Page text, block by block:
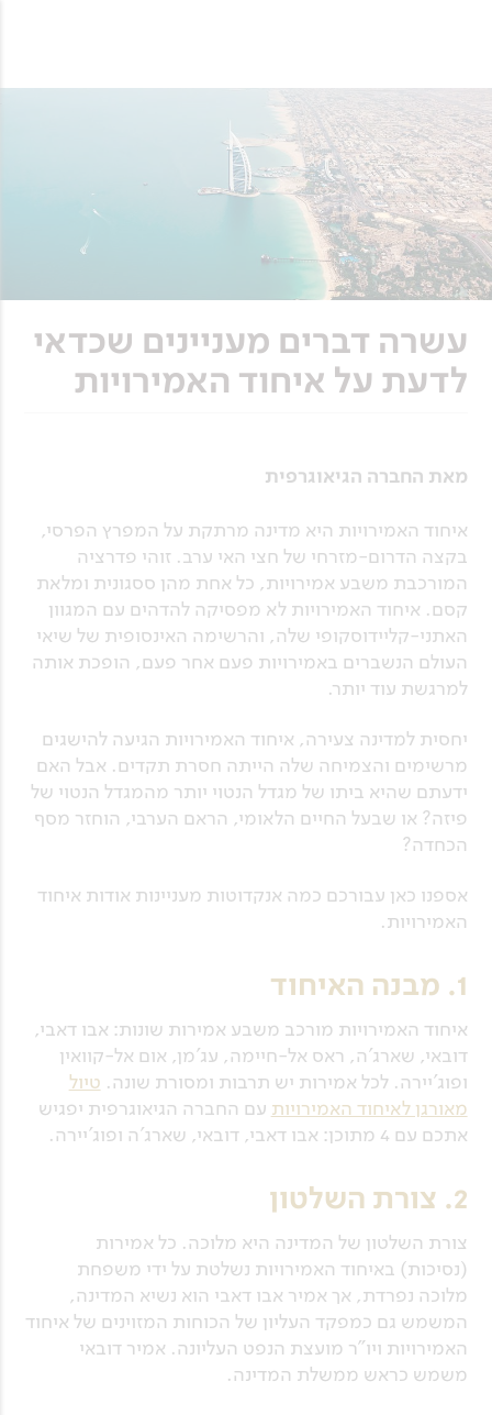
עשרה דברים מעניינים שכדאי
לדעת על איחוד האמירויות
מאת החברה הגיאוגרפית
איחוד האמירויות היא מדינה מרתקת על המפרץ הפרסי,
בקצה הדרום-מזרחי של חצי האי ערב. זוהי פדרציה
המורכבת משבע אמירויות, כל אחת מהן ססגונית ומלאת
קסם. איחוד האמירויות לא מפסיקה להדהים עם המגוון
האתני-קליידוסקופי שלה, והרשימה האינסופית של שיאי
העולם הנשברים באמירויות פעם אחר פעם, הופכת אותה
למרגשת עוד יותר.
יחסית למדינה צעירה, איחוד האמירויות הגיעה להישגים
מרשימים והצמיחה שלה הייתה חסרת תקדים. אבל האם
ידעתם שהיא ביתו של מגדל הנטוי יותר מהמגדל הנטוי של
פיזה? או שבעל החיים הלאומי, הראם הערבי, הוחזר מסף
הכחדה?
אספנו כאן עבורכם כמה אנקדוטות מעניינות אודות איחוד
האמירויות.
1. מבנה האיחוד
איחוד האמירויות מורכב משבע אמירות שונות: אבו דאבי,
דובאי, שארג'ה, ראס אל-חיימה, עג'מן, אום אל-קוואין
ופוג'יירה. לכל אמירות יש תרבות ומסורת שונה. טיול
מאורגן לאיחוד האמירויות עם החברה הגיאוגרפית יפגיש
אתכם עם 4 מתוכן: אבו דאבי, דובאי, שארג'ה ופוג’יירה.
2. צורת השלטון
צורת השלטון של המדינה היא מלוכה. כל אמירות
(נסיכות) באיחוד האמירויות נשלטת על ידי משפחת
מלוכה נפרדת, אך אמיר אבו דאבי הוא נשיא המדינה,
המשמש גם כמפקד העליון של הכוחות המזוינים של איחוד
האמירויות ויו"ר מועצת הנפט העליונה. אמיר דובאי
משמש כראש ממשלת המדינה.